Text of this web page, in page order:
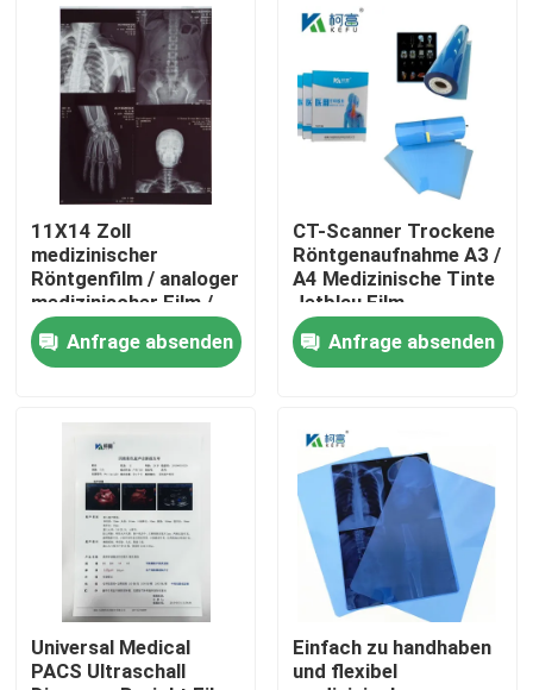
Produkte
Über uns
11X14 Zoll
medizinischer
Röntgenfilm / analoger
medizinischer Film /
Trockenfilm
Anfrage absenden
CT-Scanner Trockene
Röntgenaufnahme A3 /
A4 Medizinische Tinte
Jetblau Film
Röntgenfilm PET
Anfrage absenden
Universal Medical
PACS Ultraschall
Einfach zu handhaben
und flexibel